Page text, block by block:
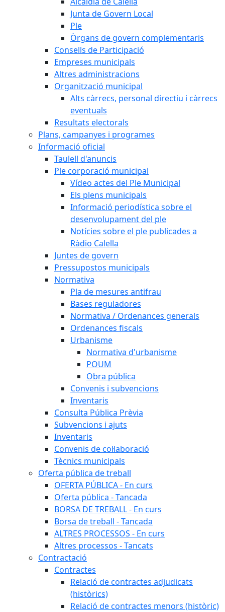
Junta de Govern Local
Ple
Òrgans de govern complementaris
Consells de Participació
Empreses municipals
Altres administracions
Organització municipal
Alts càrrecs, personal directiu i càrrecs
eventuals
Resultats electorals
Plans, campanyes i programes
Informació oficial
Taulell d'anuncis
Ple corporació municipal
Vídeo actes del Ple Municipal
Els plens municipals
Informació periodística sobre el
desenvolupament del ple
Notícies sobre el ple publicades a
Ràdio Calella
Juntes de govern
Pressupostos municipals
Normativa
Pla de mesures antifrau
Bases reguladores
Normativa / Ordenances generals
Ordenances fiscals
Urbanisme
Normativa d'urbanisme
POUM
Obra pública
Convenis i subvencions
Inventaris
Consulta Pública Prèvia
Subvencions i ajuts
Inventaris
Convenis de col·laboració
Tècnics municipals
Oferta pública de treball
OFERTA PÚBLICA - En curs
Oferta pública - Tancada
BORSA DE TREBALL - En curs
Borsa de treball - Tancada
ALTRES PROCESSOS - En curs
Altres processos - Tancats
Contractació
Contractes
Relació de contractes adjudicats
(històrics)
Relació de contractes menors (històric)